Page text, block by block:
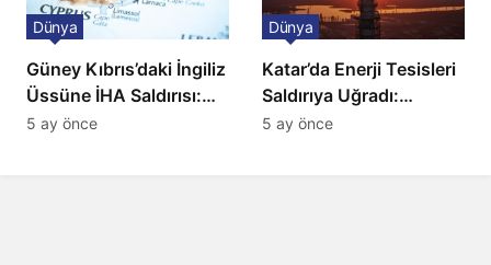
Güney Kıbrıs’daki İngiliz
Üssüne İHA Saldırısı:
Patlama, Sirenler ve
Dünya
5 ay önce
Katar’da Enerji Tesisleri
Saldırıya Uğradı:
Avrupa’da Doğalgaz
Dünya
5 ay önce